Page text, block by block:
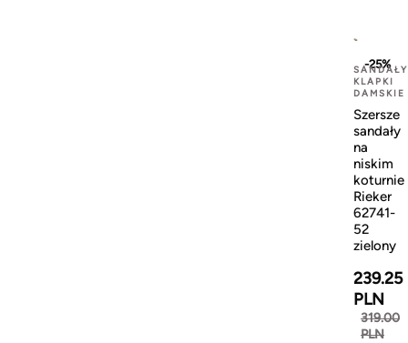
-25%
KLAPKI
DAMSKIE
Szersze
sandały
na
niskim
koturnie
Rieker
62741-
52
zielony
239.25
PLN
319.00
PLN